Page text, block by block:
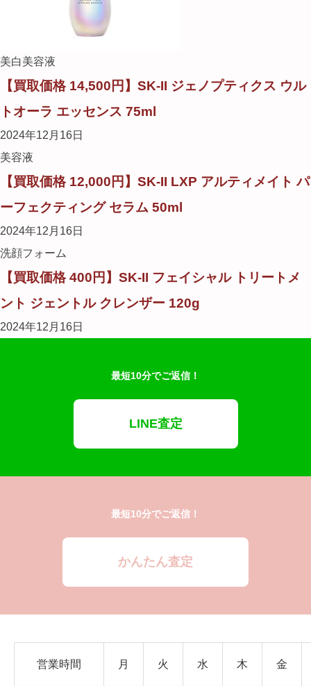
美白美容液
【買取価格 14,500円】SK-II ジェノプティクス ウル
トオーラ エッセンス 75ml
2024年12月16日
美容液
【買取価格 12,000円】SK-II LXP アルティメイト パ
ーフェクティング セラム 50ml
2024年12月16日
洗顔フォーム
【買取価格 400円】SK-II フェイシャル トリートメ
ント ジェントル クレンザー 120g
2024年12月16日
最短10分でご返信！
LINE査定
最短10分でご返信！
かんたん査定
営業時間 月 火 水 木 金